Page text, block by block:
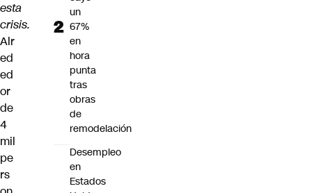
esta
crisis.
Alr
ed
ed
or
de
4
mil
pe
rs
un
67%
en
hora
punta
tras
obras
de
remodelación
Desempleo
en
Estados